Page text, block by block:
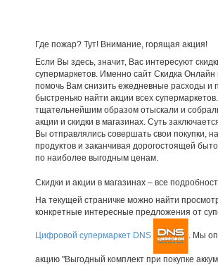
Где пожар? Тут! Внимание, горящая акция!
Если Вы здесь, значит, Вас интересуют
супермаркетов. Именно сайт Скидка Онлайн
помочь Вам снизить ежедневные расходы и
быстренько найти акции всех
тщательнейшим образом отыскали и
акции и скидки в магазинах. Суть
Вы отправлялись совершать свои покупки,
продуктов и заканчивая дорогостоящей
по наиболее выгодным ценам.
Скидки и акции в магазинах – все
На текущей страничке можно найти
конкретные интересные предложения от
Цифровой супермаркет DNS . Мы
акцию "Выгодный комплект при покупке